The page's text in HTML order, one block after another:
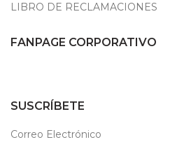
LIBRO DE RECLAMACIONES
FANPAGE CORPORATIVO
SUSCRÍBETE
Correo Electrónico